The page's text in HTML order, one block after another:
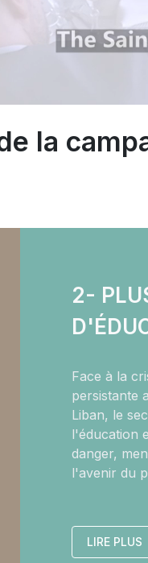
la
2-
Face à la
persistante
Liban, le
l'éducation
danger,
l'avenir du
LIRE PLUS